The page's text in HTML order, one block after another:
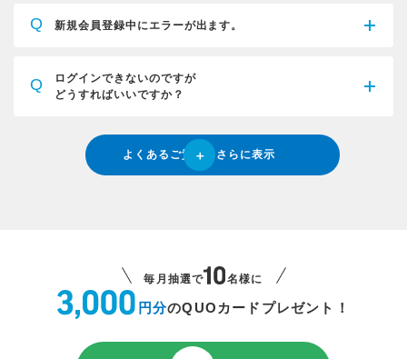
Q 新規会員登録中にエラーが出ます。
Q
ログインできないのですが
どうすればいいですか？
よくあるご質問をさらに表示
毎月抽選で 名様に
円分のQUOカードプレゼント！